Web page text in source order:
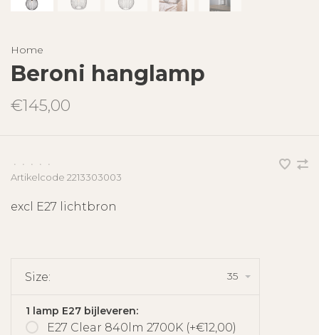
Home
Beroni hanglamp
€145,00
• • • •
•
Artikelcode 2213303003
excl E27 lichtbron
Size: 35
1 lamp E27 bijleveren:
E27 Clear 840lm 2700K (+€12,00)